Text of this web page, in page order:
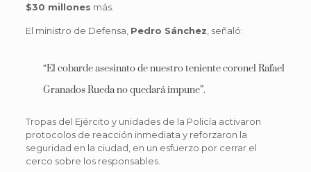
$30 millones más.
El ministro de Defensa, Pedro Sánchez , señaló:
“El cobarde asesinato de nuestro teniente coronel Rafael
Granados Rueda no quedará impune”.
Tropas del Ejército y unidades de la Policía activaron
protocolos de reacción inmediata y reforzaron la
seguridad en la ciudad, en un esfuerzo por cerrar el
cerco sobre los responsables.